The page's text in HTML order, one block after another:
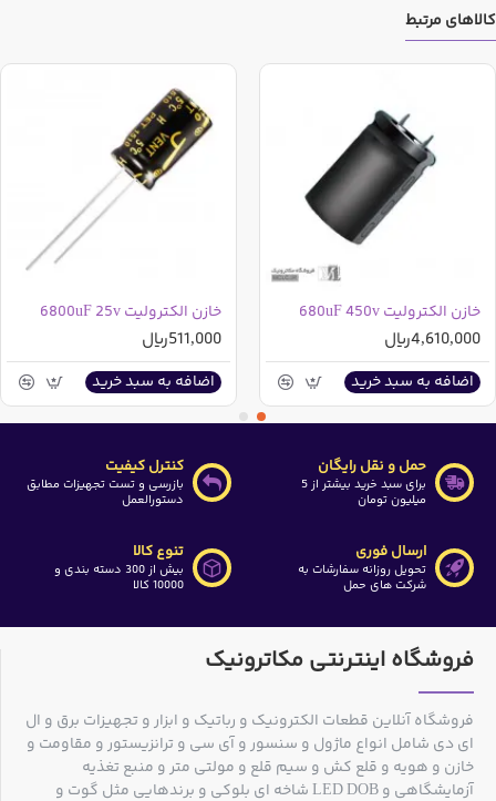
کالاهای مرتبط
خازن الکترولیت 680uF 450v
4,610,000ریال
اضافه به سبد خرید
خازن الکترولیت 6800uF 25v
511,000ریال
اضافه به سبد خرید
حمل و نقل رایگان
برای سبد خرید بیشتر از 5
میلیون تومان
کنترل کیفیت
بازرسی و تست تجهیزات مطابق
دستورالعمل
ارسال فوری
تحویل روزانه سفارشات به
شرکت های حمل
تنوع کالا
بیش از 300 دسته بندی و
10000 کالا
فروشگاه اینترنتی مکاترونیک
فروشگاه آنلاین قطعات الکترونیک و رباتیک و ابزار و تجهیزات برق و ال
ای دی شامل انواع ماژول و سنسور و آی سی و ترانزیستور و مقاومت و
خازن و هویه و قلع کش و سیم قلع و مولتی متر و منبع تغذیه
آزمایشگاهی و LED DOB شاخه ای بلوکی و برندهایی مثل گوت و